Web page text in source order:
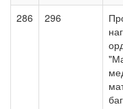
286 296